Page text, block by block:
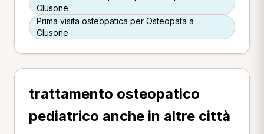
Clusone
Prima visita osteopatica per Osteopata a
Clusone
trattamento osteopatico
pediatrico anche in altre città